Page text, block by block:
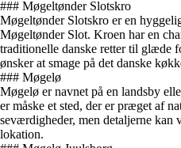
### Møgeltønder Slotskro
Møgeltønder Slotskro er en
Møgeltønder Slot. Kroen har en
traditionelle danske retter til glæde
ønsker at smage på det danske
### Møgelø
Møgelø er navnet på en landsby
er måske et sted, der er præget af
seværdigheder, men detaljerne
lokation.